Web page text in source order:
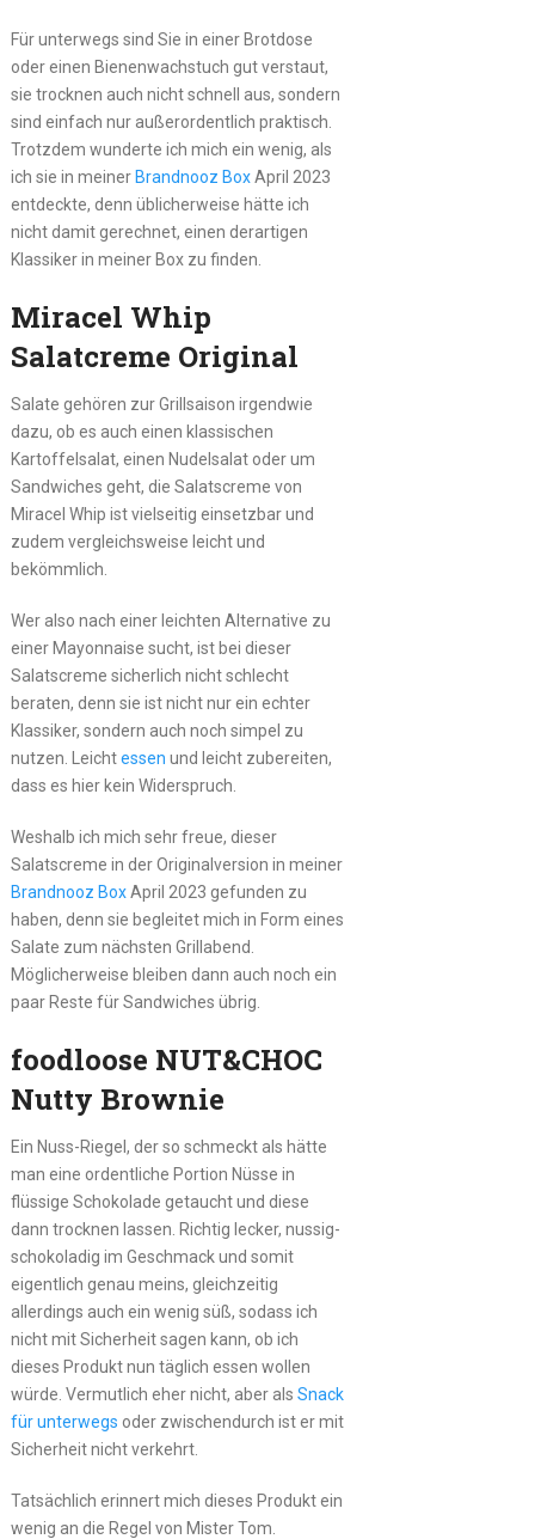
Für unterwegs sind Sie in einer Brotdose
oder einen Bienenwachstuch gut verstaut,
sie trocknen auch nicht schnell aus, sondern
sind einfach nur außerordentlich praktisch.
Trotzdem wunderte ich mich ein wenig, als
ich sie in meinerBrandnooz BoxApril 2023
entdeckte, denn üblicherweise hätte ich
nicht damit gerechnet, einen derartigen
Klassiker in meiner Box zu finden.
Miracel Whip
Salatcreme Original
Salate gehören zur Grillsaison irgendwie
dazu, ob es auch einen klassischen
Kartoffelsalat, einen Nudelsalat oder um
Sandwiches geht, die Salatscreme von
Miracel Whip ist vielseitig einsetzbar und
zudem vergleichsweise leicht und
bekömmlich.
Wer also nach einer leichten Alternative zu
einer Mayonnaise sucht, ist bei dieser
Salatscreme sicherlich nicht schlecht
beraten, denn sie ist nicht nur ein echter
Klassiker, sondern auch noch simpel zu
nutzen. Leichtessen und leicht zubereiten,
dass es hier kein Widerspruch.
Weshalb ich mich sehr freue, dieser
Salatscreme in der Originalversion in meiner
Brandnooz BoxApril 2023 gefunden zu
haben, denn sie begleitet mich in Form eines
Salate zum nächsten Grillabend.
Möglicherweise bleiben dann auch noch ein
paar Reste für Sandwiches übrig.
foodloose NUT&CHOC
Nutty Brownie
Ein Nuss-Riegel, der so schmeckt als hätte
man eine ordentliche Portion Nüsse in
flüssige Schokolade getaucht und diese
dann trocknen lassen. Richtig lecker, nussig-
schokoladig im Geschmack und somit
eigentlich genau meins, gleichzeitig
allerdings auch ein wenig süß, sodass ich
nicht mit Sicherheit sagen kann, ob ich
dieses Produkt nun täglich essen wollen
würde. Vermutlich eher nicht, aber als Snack
für unterwegs oder zwischendurch ist er mit
Sicherheit nicht verkehrt.
Tatsächlich erinnert mich dieses Produkt ein
wenig an die Regel von Mister Tom.